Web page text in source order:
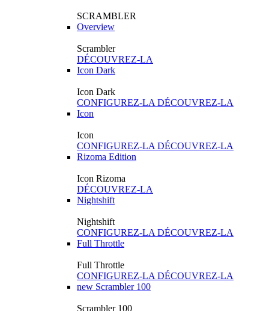
SCRAMBLER
Overview
Scrambler
DÉCOUVREZ-LA
Icon Dark
Icon Dark
CONFIGUREZ-LA DÉCOUVREZ-LA
Icon
Icon
CONFIGUREZ-LA DÉCOUVREZ-LA
Rizoma Edition
Icon Rizoma
DÉCOUVREZ-LA
Nightshift
Nightshift
CONFIGUREZ-LA DÉCOUVREZ-LA
Full Throttle
Full Throttle
CONFIGUREZ-LA DÉCOUVREZ-LA
new Scrambler 100
Scrambler 100